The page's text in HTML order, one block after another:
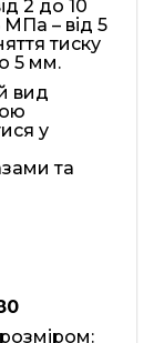
2 до 10
МПа – від 5
тиску
5 мм.
вид
у
та